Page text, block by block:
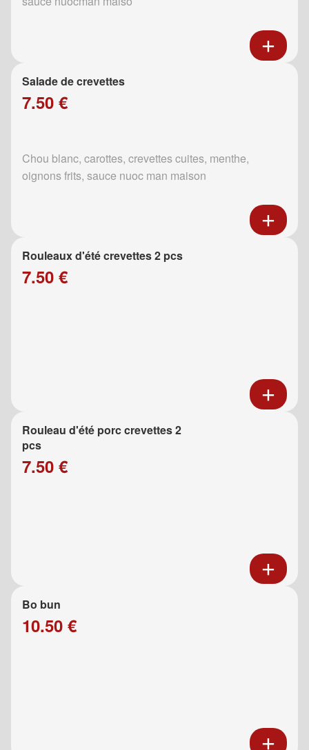
Salade de crevettes
7.50 €
Chou blanc, carottes, crevettes cuites, menthe,
oignons frits, sauce nuoc man maison
Rouleaux d'été crevettes 2 pcs
7.50 €
Rouleau d'été porc crevettes 2
pcs
7.50 €
Bo bun
10.50 €